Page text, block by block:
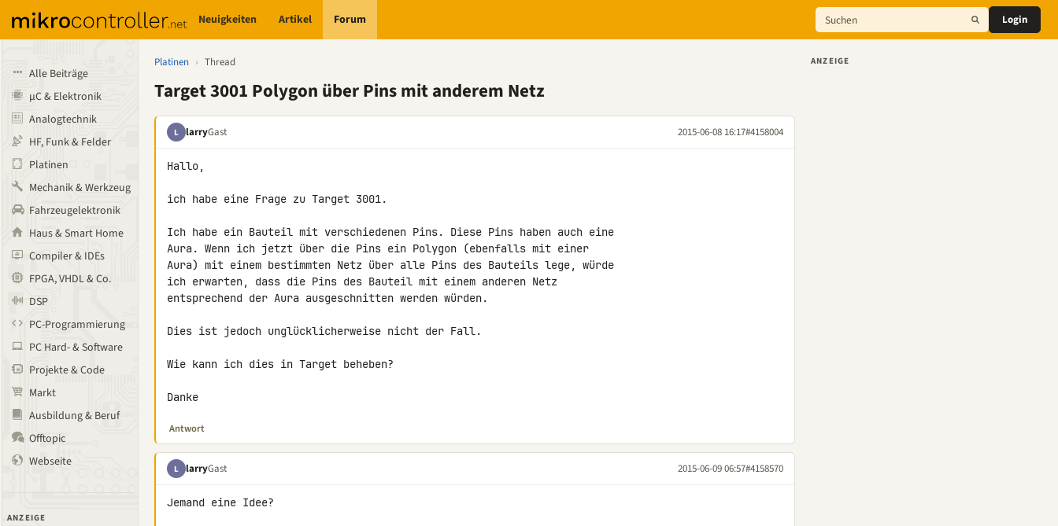
Neuigkeiten Artikel Forum Login
Alle Beiträge
µC & Elektronik
Analogtechnik
HF, Funk & Felder
Platinen
Mechanik & Werkzeug
Fahrzeugelektronik
Haus & Smart Home
Compiler & IDEs
FPGA, VHDL & Co.
DSP
PC-Programmierung
PC Hard- & Software
Projekte & Code
Markt
Ausbildung & Beruf
Offtopic
Webseite
ANZEIGE
Platinen › Thread
Target 3001 Polygon über Pins mit anderem Netz
L larryGast 2015-06-08 16:17#4158004
Hallo,
ich habe eine Frage zu Target 3001.
Ich habe ein Bauteil mit verschiedenen Pins. Diese Pins haben auch eine
Aura. Wenn ich jetzt über die Pins ein Polygon (ebenfalls mit einer
Aura) mit einem bestimmten Netz über alle Pins des Bauteils lege, würde
ich erwarten, dass die Pins des Bauteil mit einem anderen Netz
entsprechend der Aura ausgeschnitten werden würden.
Dies ist jedoch unglücklicherweise nicht der Fall.
Wie kann ich dies in Target beheben?
Danke
Antwort
L larryGast 2015-06-09 06:57#4158570
Jemand eine Idee?
ANZEIGE